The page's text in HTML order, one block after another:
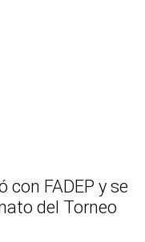
con FADEP y se
del Torneo